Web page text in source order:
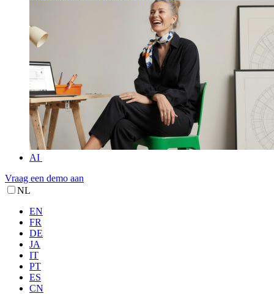
AI
Vraag een demo aan
NL
EN
FR
DE
JA
IT
PT
ES
CN